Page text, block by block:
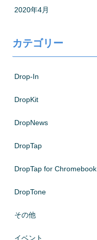
2020年4月
カテゴリー
Drop-In
DropKit
DropNews
DropTap
DropTap for Chromebook
DropTone
その他
イベント